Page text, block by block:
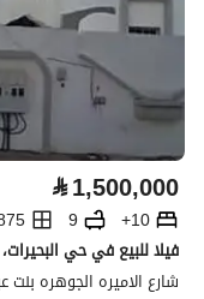
⃁1,500,000
10+
9
875
فيلا للبيع في حي
شارع الاميره الجوهره بنت